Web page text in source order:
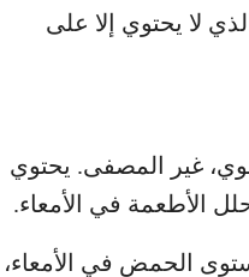
لا يحتوي إلا على
غير المصفى. يحتوي
الحمض في الأمعاء،